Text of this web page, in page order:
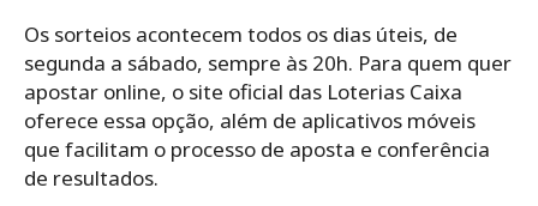
Os sorteios acontecem todos os dias úteis, de
segunda a sábado, sempre às 20h. Para quem quer
apostar online, o site oficial das Loterias Caixa
oferece essa opção, além de aplicativos móveis
que facilitam o processo de aposta e conferência
de resultados.